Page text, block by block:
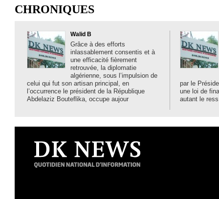
CHRONIQUES
Walid B
Grâce à des efforts
inlassablement consentis et à
une efficacité fièrement
retrouvée, la diplomatie
algérienne, sous l’impulsion de
celui qui fut son artisan principal, en
l’occurrence le président de la République
Abdelaziz Bouteflika, occupe aujour
par le
une loi de
autant le ress